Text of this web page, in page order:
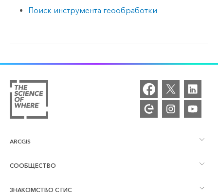
Поиск инструмента геообработки
ARCGIS
Обзор ArcGIS
Картография
СООБЩЕСТВО
Сообщества и форумы
ЗНАКОМСТВО С ГИС